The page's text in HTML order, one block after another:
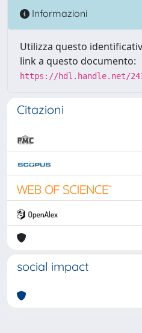
Informazioni
Utilizza questo
link a questo documento:
https://hdl.handle.net/
Citazioni
social impact